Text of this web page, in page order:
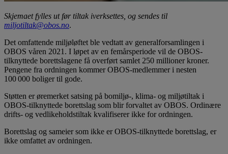
Skjemaet fylles ut før tiltak iverksettes, og sendes til
miljotiltak@obos.no.
Det omfattende miljøløftet ble vedtatt av generalforsamlingen i
OBOS våren 2021. I løpet av en femårsperiode vil de OBOS-
tilknyttede borettslagene få overført samlet 250 millioner kroner.
Pengene fra ordningen kommer OBOS-medlemmer i nesten
100 000 boliger til gode.
Støtten er øremerket satsing på bomiljø-, klima- og miljøtiltak i
OBOS-tilknyttede borettslag som blir forvaltet av OBOS. Ordinære
drifts- og vedlikeholdstiltak kvalifiserer ikke for ordningen.
Borettslag og sameier som ikke er OBOS-tilknyttede borettslag, er
ikke omfattet av ordningen.